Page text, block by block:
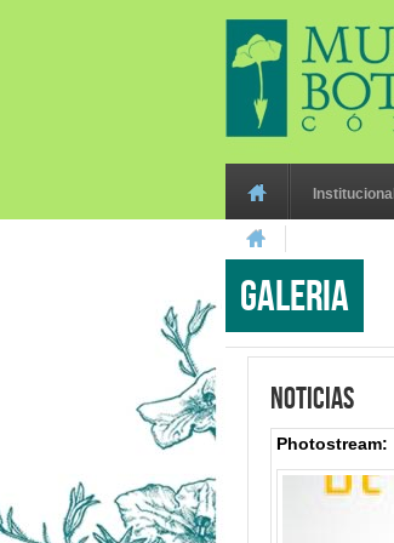
Main menuInstitucional
You are here
Galeria
Noticias
Photostream: